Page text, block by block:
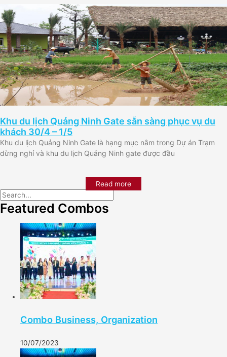
Khu du lịch Quảng Ninh Gate sẵn sàng phục vụ du
khách 30/4 – 1/5
Khu du lịch Quảng Ninh Gate là hạng mục nằm trong Dự án Trạm
dừng nghỉ và khu du lịch Quảng Ninh gate được đầu
Read more
Featured Combos
Combo Business, Organization
10/07/2023